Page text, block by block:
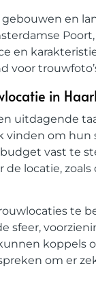
en
en
voor
in
uitdagende
om hun
vast te
locatie, zoals
te
sfeer,
koppels
om er